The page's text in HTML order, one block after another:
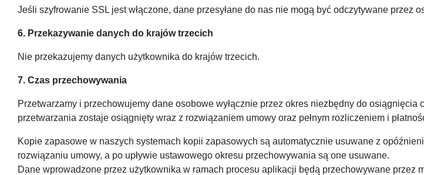
Jeśli szyfrowanie SSL jest włączone, dane przesyłane do nas nie mogą być odczytywane przez
6. Przekazywanie danych do krajów trzecich
Nie przekazujemy danych użytkownika do krajów trzecich.
7. Czas przechowywania
Przetwarzamy i przechowujemy dane osobowe wyłącznie przez okres niezbędny do
przetwarzania zostaje osiągnięty wraz z rozwiązaniem umowy oraz pełnym rozliczeniem i
Kopie zapasowe w naszych systemach kopii zapasowych są automatycznie usuwane z
rozwiązaniu umowy, a po upływie ustawowego okresu przechowywania są one usuwane.
Dane wprowadzone przez użytkownika w ramach procesu aplikacji będą przechowywane przez